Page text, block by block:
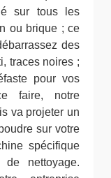
sur tous les
ou brique ; ce
des
traces noires ;
pour vos
faire, notre
va projeter un
sur votre
spécifique
nettoyage.